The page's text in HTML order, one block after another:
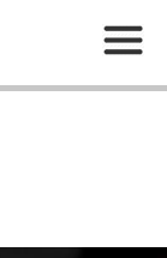
Меню